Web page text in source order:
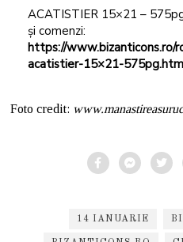
ACATISTIER 15×21 –
și comenzi:
https://
acatistier-15×21-
Foto credit:
14 IANUARIE